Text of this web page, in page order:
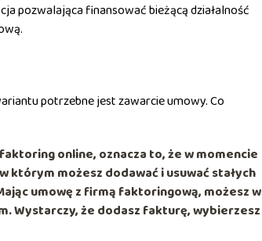
pozwalająca finansować bieżącą działalność
potrzebne jest zawarcie umowy. Co
online, oznacza to, że w momencie
możesz dodawać i usuwać stałych
umowę z firmą faktoringową, możesz w
Wystarczy, że dodasz fakturę, wybierzesz